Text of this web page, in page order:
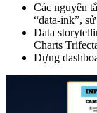
Các nguyên
“data-ink”,
Data
Charts
Dựng